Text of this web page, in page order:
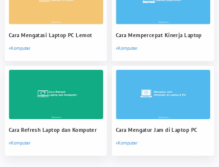
Cara Mengatasi Laptop PC Lemot
Komputer
Cara Mempercepat Kinerja Laptop
Komputer
Cara Refresh Laptop dan Komputer
Komputer
Cara Mengatur Jam di Laptop PC
Komputer